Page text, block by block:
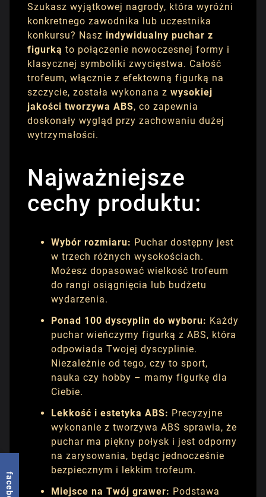
Szukasz wyjątkowej nagrody, która wyróżni
konkretnego zawodnika lub uczestnika
konkursu? Nasz indywidualny puchar z
figurką to połączenie nowoczesnej formy i
klasycznej symboliki zwycięstwa. Całość
trofeum, włącznie z efektowną figurką na
szczycie, została wykonana z wysokiej
jakości tworzywa ABS, co zapewnia
doskonały wygląd przy zachowaniu dużej
wytrzymałości.
Najważniejsze
cechy produktu:
Wybór rozmiaru: Puchar dostępny jest
w trzech różnych wysokościach.
Możesz dopasować wielkość trofeum
do rangi osiągnięcia lub budżetu
wydarzenia.
Ponad 100 dyscyplin do wyboru: Każdy
puchar wieńczymy figurką z ABS, która
odpowiada Twojej dyscyplinie.
Niezależnie od tego, czy to sport,
nauka czy hobby – mamy figurkę dla
Ciebie.
Lekkość i estetyka ABS: Precyzyjne
wykonanie z tworzywa ABS sprawia, że
puchar ma piękny połysk i jest odporny
na zarysowania, będąc jednocześnie
bezpiecznym i lekkim trofeum.
Miejsce na Twój grawer: Podstawa